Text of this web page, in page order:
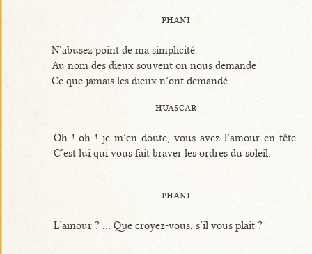
phani
N’abusez point de ma simplicité.
Au nom des dieux souvent on nous demande
Ce que jamais les dieux n’ont demandé.
huascar
Oh ! oh ! je m’en doute, vous avez l’amour en tête.
C’est lui qui vous fait braver les ordres du soleil.
phani
L’amour ? ... Que croyez-vous, s’il vous plait ?